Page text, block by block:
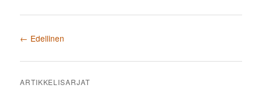
Artikkelien selaus
← Edellinen
ARTIKKELISARJAT